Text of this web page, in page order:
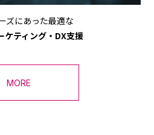
ズにあった最適な
ケティング・DX支援
MORE